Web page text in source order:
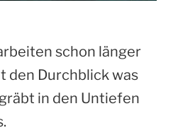
schon länger
den Durchblick was
in den Untiefen